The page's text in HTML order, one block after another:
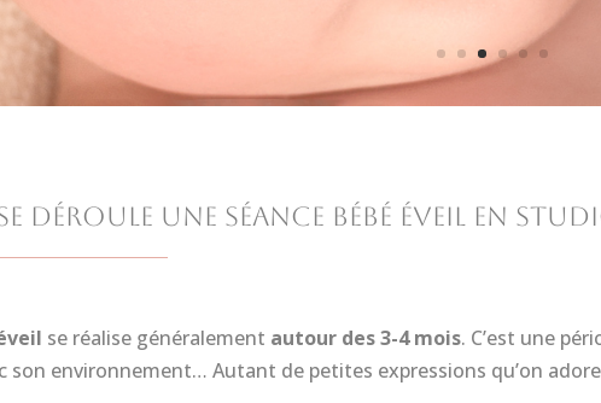
déroule une séance bébé éveil en
se réalise généralement autour des 3-4 mois. C’est une
son environnement… Autant de petites expressions qu’on